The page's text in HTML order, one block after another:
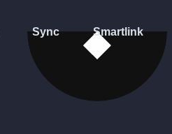
Sync Smartlink